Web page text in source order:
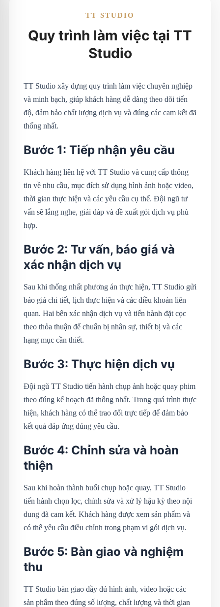
TT STUDIO
Quy trình làm việc tại TT
Studio
TT Studio xây dựng quy trình làm việc chuyên nghiệp
và minh bạch, giúp khách hàng dễ dàng theo dõi tiến
độ, đảm bảo chất lượng dịch vụ và đúng các cam kết đã
thống nhất.
Bước 1: Tiếp nhận yêu cầu
Khách hàng liên hệ với TT Studio và cung cấp thông
tin về nhu cầu, mục đích sử dụng hình ảnh hoặc video,
thời gian thực hiện và các yêu cầu cụ thể. Đội ngũ tư
vấn sẽ lắng nghe, giải đáp và đề xuất gói dịch vụ phù
hợp.
Bước 2: Tư vấn, báo giá và
xác nhận dịch vụ
Sau khi thống nhất phương án thực hiện, TT Studio gửi
báo giá chi tiết, lịch thực hiện và các điều khoản liên
quan. Hai bên xác nhận dịch vụ và tiến hành đặt cọc
theo thỏa thuận để chuẩn bị nhân sự, thiết bị và các
hạng mục cần thiết.
Bước 3: Thực hiện dịch vụ
Đội ngũ TT Studio tiến hành chụp ảnh hoặc quay phim
theo đúng kế hoạch đã thống nhất. Trong quá trình thực
hiện, khách hàng có thể trao đổi trực tiếp để đảm bảo
kết quả đáp ứng đúng yêu cầu.
Bước 4: Chỉnh sửa và hoàn
thiện
Sau khi hoàn thành buổi chụp hoặc quay, TT Studio
tiến hành chọn lọc, chỉnh sửa và xử lý hậu kỳ theo nội
dung đã cam kết. Khách hàng được xem sản phẩm và
có thể yêu cầu điều chỉnh trong phạm vi gói dịch vụ.
Bước 5: Bàn giao và nghiệm
thu
TT Studio bàn giao đầy đủ hình ảnh, video hoặc các
sản phẩm theo đúng số lượng, chất lượng và thời gian